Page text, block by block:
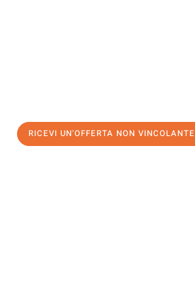
RICEVI UN'OFFERTA NON VINCOLANTE